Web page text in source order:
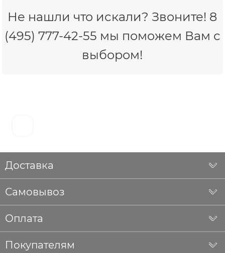
Не нашли что искали? Звоните! 8
(495) 777-42-55 мы поможем Вам с
выбором!
Доставка
Самовывоз
Оплата
Покупателям